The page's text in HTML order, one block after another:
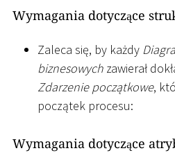
Wymagania dotyczące
Zaleca się, by każdy
biznesowych zawierał
Zdarzenie początkowe,
początek procesu:
Wymagania dotyczące